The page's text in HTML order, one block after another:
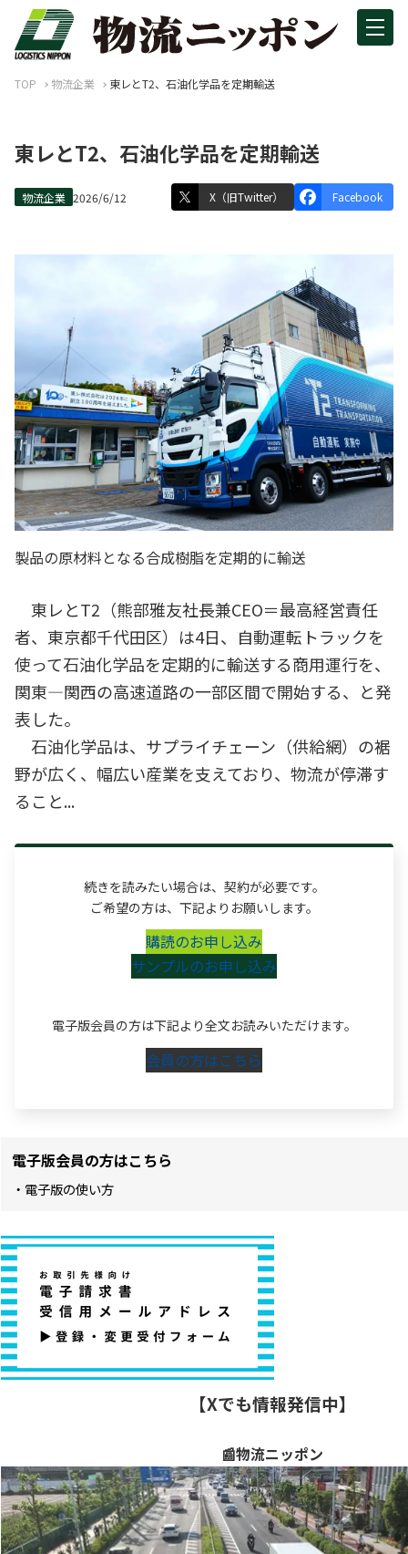
TOP 物流企業 東レとT2、石油化学品を定期輸送
東レとT2、石油化学品を定期輸送
物流企業 2026/6/12 X（旧Twitter） Facebook
製品の原材料となる合成樹脂を定期的に輸送
東レとT2（熊部雅友社長兼CEO＝最高経営責任
者、東京都千代田区）は4日、自動運転トラックを
使って石油化学品を定期的に輸送する商用運行を、
関東―関西の高速道路の一部区間で開始する、と発
表した。
石油化学品は、サプライチェーン（供給網）の裾
野が広く、幅広い産業を支えており、物流が停滞す
ること...
続きを読みたい場合は、契約が必要です。
ご希望の方は、下記よりお願いします。
購読のお申し込み
サンプルのお申し込み
電子版会員の方は下記より全文お読みいただけます。
会員の方はこちら
電子版会員の方はこちら
・電子版の使い方
【Xでも情報発信中】
📰物流ニッポン